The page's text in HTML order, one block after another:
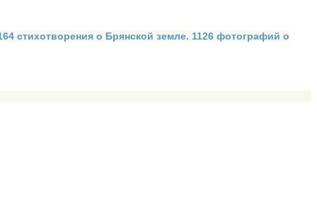
стихотворения о Брянской земле. 1126 фотографий о